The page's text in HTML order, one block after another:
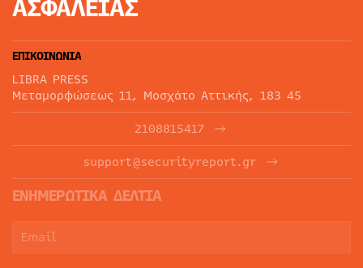
ΕΠΙΚΟΙΝΩΝΙΑ
LIBRA PRESS
Μεταμορφώσεως 11, Μοσχάτο Αττικής, 183 45
2108815417
support@securityreport.gr
ΕΝΗΜΕΡΩΤΙΚΑ ΔΕΛΤΙΑ